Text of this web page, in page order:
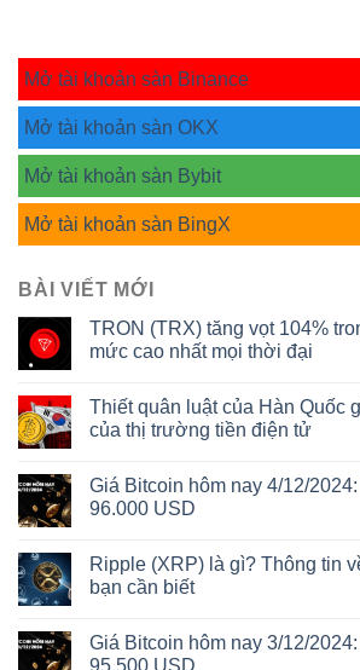
Mở tài khoản sàn Binance
Mở tài khoản sàn OKX
Mở tài khoản sàn Bybit
Mở tài khoản sàn BingX
BÀI VIẾT MỚI
TRON (TRX) tăng vọt 104%
mức cao nhất mọi thời đại
Thiết quân luật của Hàn Quốc
của thị trường tiền điện tử
Giá Bitcoin hôm nay 4/12/
96.000 USD
Ripple (XRP) là gì? Thông tin
bạn cần biết
Giá Bitcoin hôm nay 3/12/
95.500 USD